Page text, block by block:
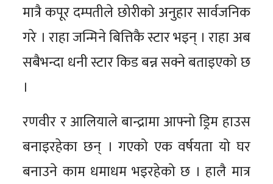
मात्रै कपूर दम्पतीले छोरीको अनुहार सार्वजनिक
गरे । राहा जन्मिने बित्तिकै स्टार भइन् । राहा अब
सबैभन्दा धनी स्टार किड बन्न सक्ने बताइएको छ
।
रणवीर र आलियाले बान्द्रामा आफ्नो ड्रिम हाउस
बनाइरहेका छन् । गएको एक वर्षयता यो घर
बनाउने काम धमाधम भइरहेको छ । हालै मात्र